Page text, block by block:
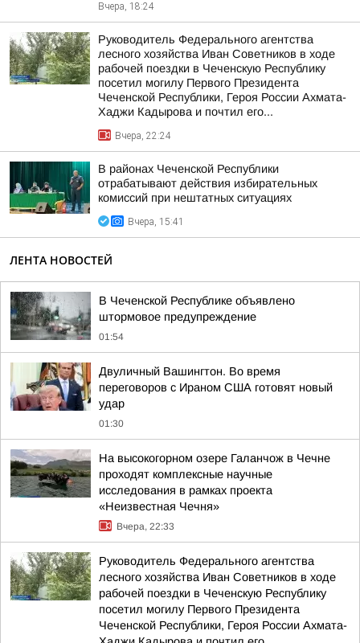
Вчера, 18:24
Руководитель Федерального агентства
лесного хозяйства Иван Советников в ходе
рабочей поездки в Чеченскую Республику
посетил могилу Первого Президента
Чеченской Республики, Героя России Ахмата-
Хаджи Кадырова и почтил его...
Вчера, 22:24
В районах Чеченской Республики
отрабатывают действия избирательных
комиссий при нештатных ситуациях
Вчера, 15:41
ЛЕНТА НОВОСТЕЙ
В Чеченской Республике объявлено
штормовое предупреждение
01:54
Двуличный Вашингтон. Во время
переговоров с Ираном США готовят новый
удар
01:30
На высокогорном озере Галанчож в Чечне
проходят комплексные научные
исследования в рамках проекта
«Неизвестная Чечня»
Вчера, 22:33
Руководитель Федерального агентства
лесного хозяйства Иван Советников в ходе
рабочей поездки в Чеченскую Республику
посетил могилу Первого Президента
Чеченской Республики, Героя России Ахмата-